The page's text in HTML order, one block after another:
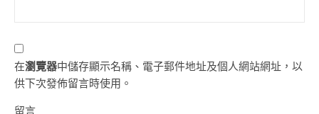
在瀏覽器中儲存顯示名稱、電子郵件地址及個人網站網址，以
供下次發佈留言時使用。
留言